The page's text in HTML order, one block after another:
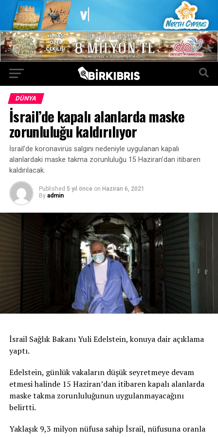
DÜNYA
İsrail’de kapalı alanlarda maske
zorunluluğu kaldırılıyor
İsrail’de koronavirüs salgını nedeniyle uygulanan kapalı
alanlardaki maske takma zorunluluğu 15 Haziran’dan itibaren
kaldırılacak.
Published 5 yıl önce on Haziran 6, 2021
By admin
İsrail Sağlık Bakanı Yuli Edelstein, konuya dair açıklama
yaptı.
Edelstein, günlük vakaların düşük seyretmeye devam
etmesi halinde 15 Haziran’dan itibaren kapalı alanlarda
maske takma zorunluluğunun uygulanmayacağını
belirtti.
Yaklaşık 9,3 milyon nüfusa sahip İsrail, nüfusuna oranla